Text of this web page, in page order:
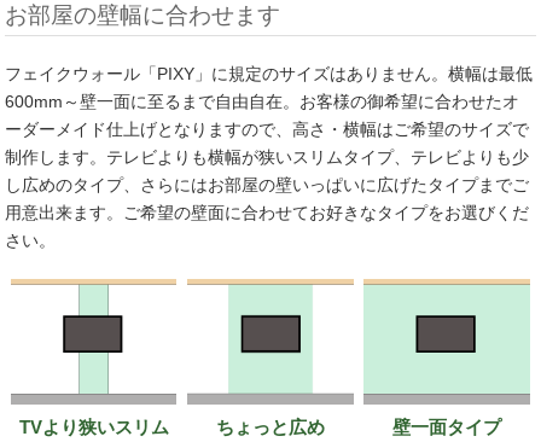
お部屋の壁幅に合わせます
フェイクウォール「PIXY」に規定のサイズはありません。横幅は最低
600mm～壁一面に至るまで自由自在。お客様の御希望に合わせたオ
ーダーメイド仕上げとなりますので、高さ・横幅はご希望のサイズで
制作します。テレビよりも横幅が狭いスリムタイプ、テレビよりも少
し広めのタイプ、さらにはお部屋の壁いっぱいに広げたタイプまでご
用意出来ます。ご希望の壁面に合わせてお好きなタイプをお選びくだ
さい。
TVより狭いスリム ちょっと広め 壁一面タイプ